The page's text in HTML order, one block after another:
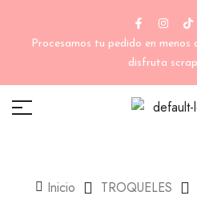
Procesamos tu pedido en menos
disfruta
Inicio TROQUELES